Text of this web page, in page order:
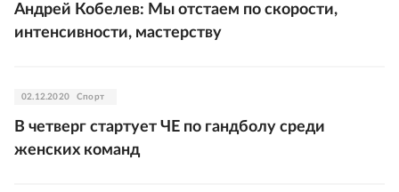
Андрей Кобелев: Мы отстаем по скорости,
интенсивности, мастерству
02.12.2020 Спорт
В четверг стартует ЧЕ по гандболу среди
женских команд